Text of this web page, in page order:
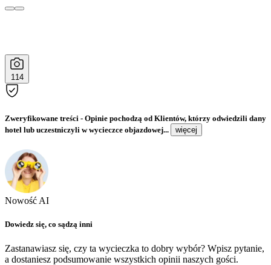
114
Zweryfikowane treści - Opinie pochodzą od Klientów, którzy odwiedzili dany
hotel lub uczestniczyli w wycieczce objazdowej...
więcej
Nowość AI
Dowiedz się, co sądzą inni
Zastanawiasz się, czy ta wycieczka to dobry wybór? Wpisz pytanie,
a dostaniesz podsumowanie wszystkich opinii naszych gości.